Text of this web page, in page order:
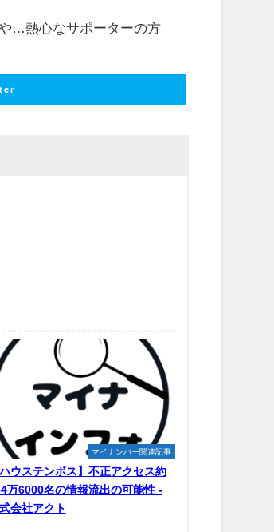
…熱心なサポーターの方
マイナンバー関連記事
ハウステンボス】不正アクセス約
万6000名の情報流出の可能性 -
会社アクト